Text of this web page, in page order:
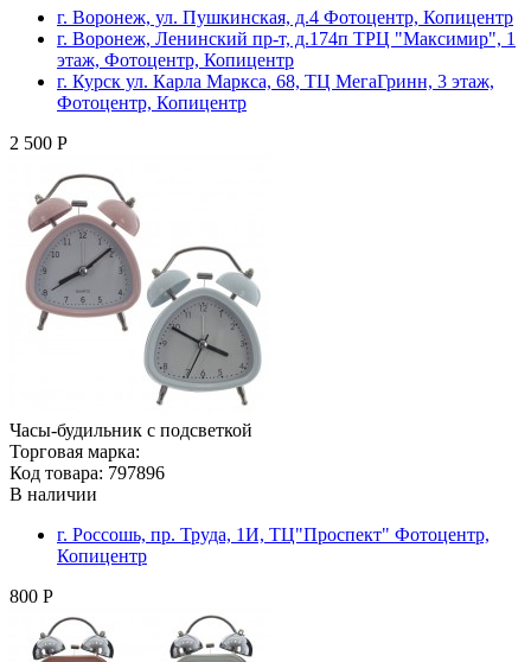
г. Воронеж, ул. Пушкинская, д.4 Фотоцентр, Копицентр
г. Воронеж, Ленинский пр-т, д.174п ТРЦ "Максимир", 1
этаж, Фотоцентр, Копицентр
г. Курск ул. Карла Маркса, 68, ТЦ МегаГринн, 3 этаж,
Фотоцентр, Копицентр
2 500 Р
Часы-будильник с подсветкой
Торговая марка:
Код товара: 797896
В наличии
г. Россошь, пр. Труда, 1И, ТЦ"Проспект" Фотоцентр,
Копицентр
800 Р